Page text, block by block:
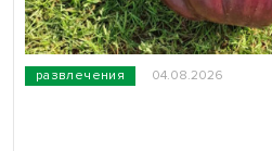
развлечения 04.08.2026